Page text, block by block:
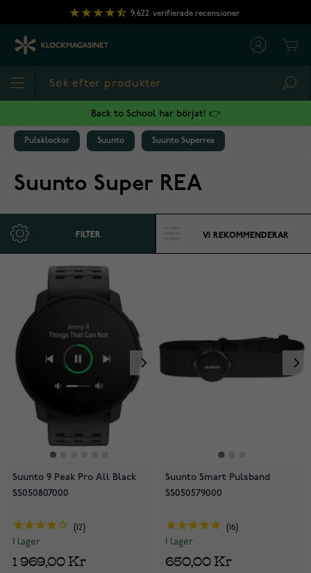
Hoppa till innehållet
9,622 verifierade recensioner
Back to School har börjat! 👉
Pulsklockor Suunto Suunto Superrea
Suunto Super REA
FILTER
Suunto 9 Peak Pro All Black
SS050807000
12
I lager
1 969,00 Kr
Suunto Smart Pulsband
SS050579000
16
I lager
650,00 Kr